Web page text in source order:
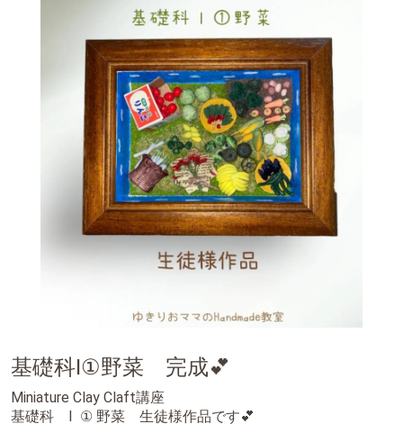
師範科 ステンドランプ
Chocolat*field監修 3dayレッスン 【四季を彩る和スイーツ】 Chocolat*field監修 皮むきバナナとクレープ
Chocolat*field監修「ハワイアン・パイナップルカフェ」 日本ミニチュアフード協会 体験レッスン
１day ミニチュア チューリップ🌷 1day幸せの四つ葉のクローバー作り
１day 粘土で出きる金木犀 1day 小鳥もついばみたくなる苺作り🍓
基礎科Ⅰ①野菜 完成💕
Miniature Clay Claft講座
基礎科 Ⅰ ① 野菜 生徒様作品です💕